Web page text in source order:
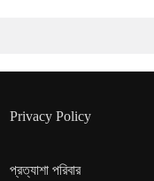
Privacy Policy
প্রত্যাশা পরিবার